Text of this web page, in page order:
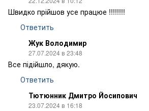
Швидко прійшов усе працюе !!!!!!!!
Ответить
Жук Володимир
27.07.2024 в 23:48
Все підійшло, дякую.
Ответить
Тютюнник Дмитро Йосипович
23.07.2024 в 16:18